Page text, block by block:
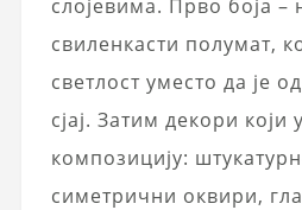
слојевима. Прво боја –
свиленкасти полумат,
светлост уместо да је
сјај. Затим декори који
композицију:
симетрични оквири,